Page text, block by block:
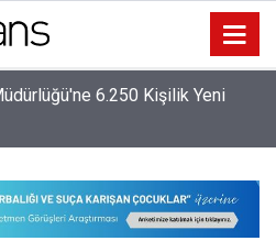
6.250 Kişilik Yeni